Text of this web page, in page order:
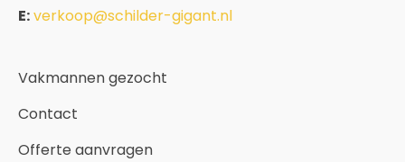
E:verkoop@schilder-gigant.nl
Vakmannen gezocht
Contact
Offerte aanvragen